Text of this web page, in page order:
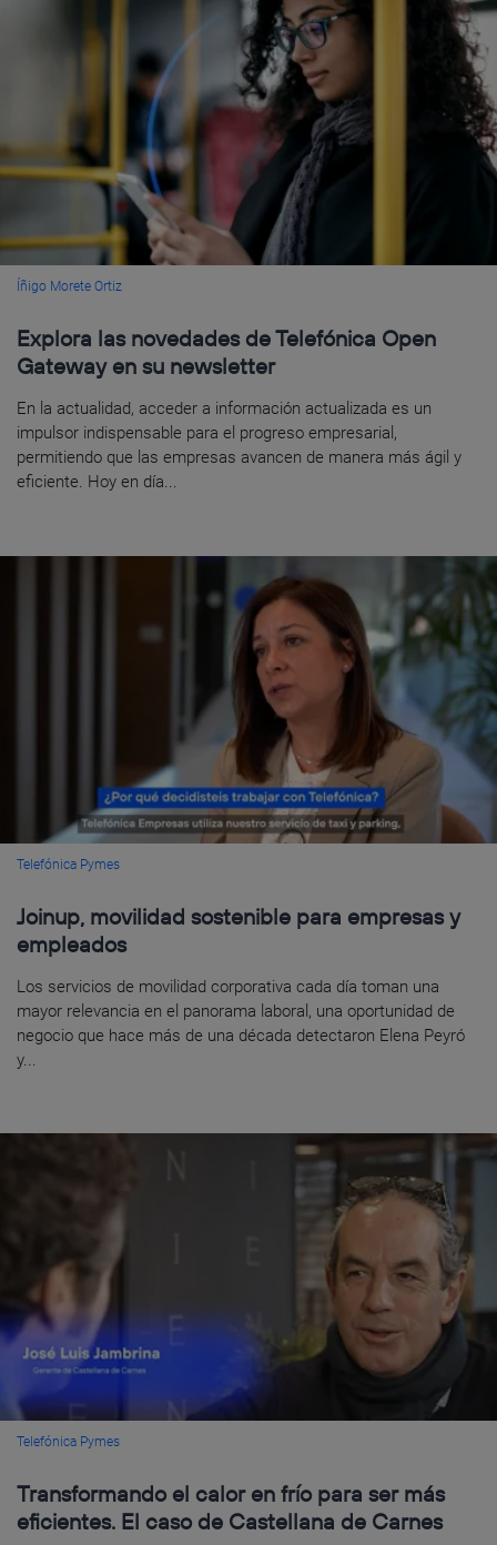
Íñigo Morete Ortiz
Explora las novedades de Telefónica Open
Gateway en su newsletter
En la actualidad, acceder a información actualizada es un
impulsor indispensable para el progreso empresarial,
permitiendo que las empresas avancen de manera más ágil y
eficiente. Hoy en día...
Telefónica Pymes
Joinup, movilidad sostenible para empresas y
empleados
Los servicios de movilidad corporativa cada día toman una
mayor relevancia en el panorama laboral, una oportunidad de
negocio que hace más de una década detectaron Elena Peyró
y...
Telefónica Pymes
Transformando el calor en frío para ser más
eficientes. El caso de Castellana de Carnes